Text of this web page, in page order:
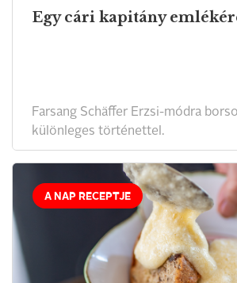
Egy cári kapitány
Farsang Schäffer Erzsi-módra
különleges történettel.
A NAP RECEPTJE